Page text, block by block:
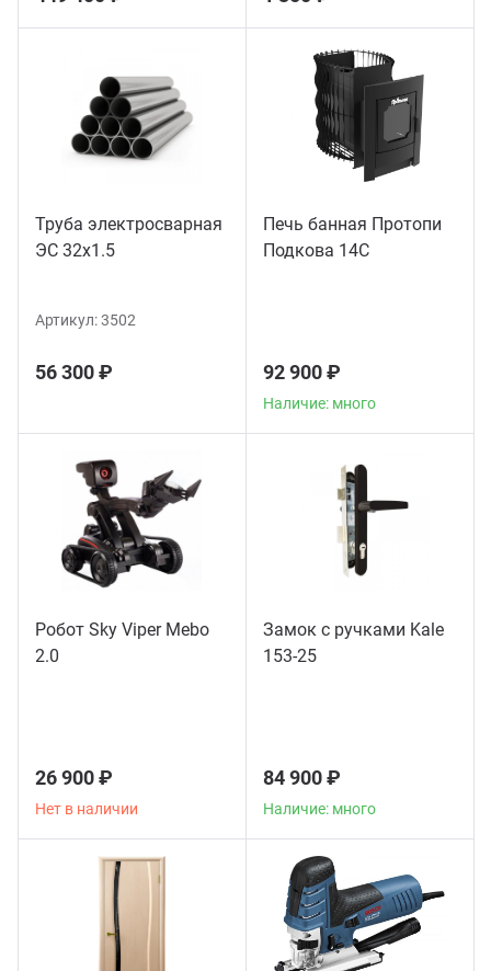
Труба электросварная
ЭС 32x1.5
Артикул:3502
56 300 ₽
Печь банная Протопи
Подкова 14С
92 900 ₽
Наличие: много
Робот Sky Viper Mebo
2.0
26 900 ₽
Нет в наличии
Замок с ручками Kale
153-25
84 900 ₽
Наличие: много